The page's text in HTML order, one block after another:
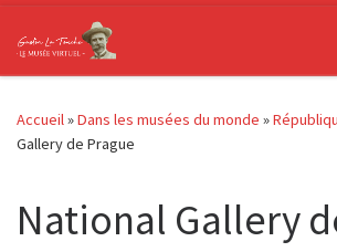
Passer au contenu
Accueil»Dans les musées du monde »
Gallery de Prague
National Gallery